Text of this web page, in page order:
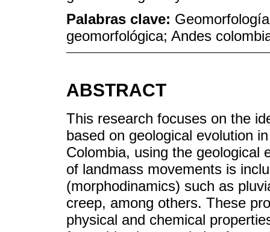
Palabras clave:
geomorfológica; Andes
ABSTRACT
This research focuses on the
based on geological evolution
Colombia, using the geological
of landmass movements is
(morphodinamics) such as
creep, among others. These
physical and chemical